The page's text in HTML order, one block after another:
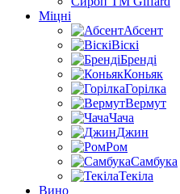
Міцні
Абсент
Віскі
Бренді
Коньяк
Горілка
Вермут
Чача
Джин
Ром
Самбука
Текіла
Вино